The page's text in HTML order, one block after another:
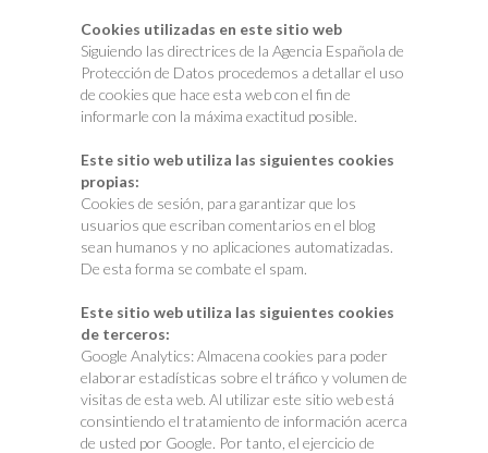
Cookies utilizadas en este sitio web
Siguiendo las directrices de la Agencia Española de
Protección de Datos procedemos a detallar el uso
de cookies que hace esta web con el fin de
informarle con la máxima exactitud posible.
Este sitio web utiliza las siguientes cookies
propias:
Cookies de sesión, para garantizar que los
usuarios que escriban comentarios en el blog
sean humanos y no aplicaciones automatizadas.
De esta forma se combate el spam.
Este sitio web utiliza las siguientes cookies
de terceros:
Google Analytics: Almacena cookies para poder
elaborar estadísticas sobre el tráfico y volumen de
visitas de esta web. Al utilizar este sitio web está
consintiendo el tratamiento de información acerca
de usted por Google. Por tanto, el ejercicio de